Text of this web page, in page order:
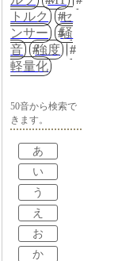
トルク
セ
ンサー
騒
音
強度
軽量化
50音から検索で
きます。
あ
い
う
え
お
か